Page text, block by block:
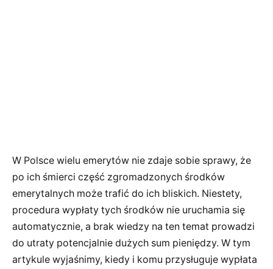
W Polsce wielu emerytów nie zdaje sobie sprawy, że
po ich śmierci część zgromadzonych środków
emerytalnych może trafić do ich bliskich. Niestety,
procedura wypłaty tych środków nie uruchamia się
automatycznie, a brak wiedzy na ten temat prowadzi
do utraty potencjalnie dużych sum pieniędzy. W tym
artykule wyjaśnimy, kiedy i komu przysługuje wypłata